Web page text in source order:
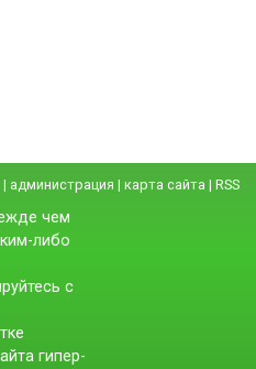
| администрация | карта сайта | RSS
чем
либо
с
гипер-